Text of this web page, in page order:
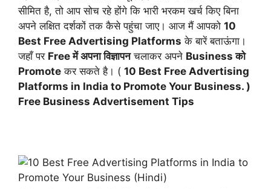
सीमित है, तो आप सोच रहे होंगे कि भारी भरकम खर्च किए बिना
अपने लक्षित दर्शकों तक कैसे पहुंचा जाए। आज मैं आपको 10
Best Free Advertising Platforms के बारें बताऊंगा।
जहाँ पर Free में अपना विज्ञापनचलाकर अपने Business को
Promote कर सकते है। ( 10 Best Free Advertising
Platforms in India to Promote Your Business. )
Free Business Advertisement Tips